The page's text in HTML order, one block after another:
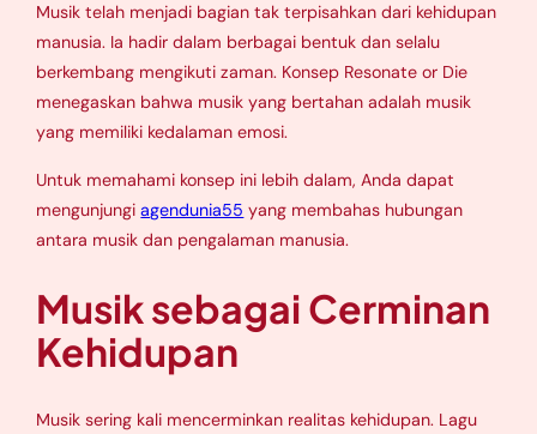
Musik telah menjadi bagian tak terpisahkan dari kehidupan
manusia. Ia hadir dalam berbagai bentuk dan selalu
berkembang mengikuti zaman. Konsep Resonate or Die
menegaskan bahwa musik yang bertahan adalah musik
yang memiliki kedalaman emosi.
Untuk memahami konsep ini lebih dalam, Anda dapat
mengunjungiagendunia55 yang membahas hubungan
antara musik dan pengalaman manusia.
Musik sebagai Cerminan
Kehidupan
Musik sering kali mencerminkan realitas kehidupan. Lagu